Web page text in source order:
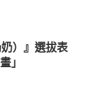
）』選拔表
」